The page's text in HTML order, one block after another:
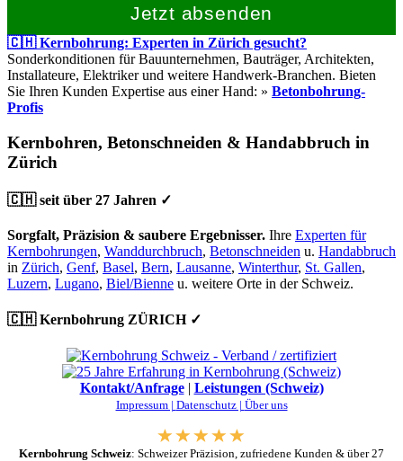
Jetzt absenden
🇨🇭 Kernbohrung: Experten in Zürich gesucht?
Sonderkonditionen für Bauunternehmen, Bauträger, Architekten,
Installateure, Elektriker und weitere Handwerk-Branchen. Bieten
Sie Ihren Kunden Expertise aus einer Hand: » Betonbohrung-
Profis
Kernbohren, Betonschneiden & Handabbruch in
Zürich
🇨🇭 seit über 27 Jahren ✓
Sorgfalt, Präzision & saubere Ergebnisser. Ihre Experten für
Kernbohrungen, Wanddurchbruch, Betonschneiden u. Handabbruch
in Zürich, Genf, Basel, Bern, Lausanne, Winterthur, St. Gallen,
Luzern, Lugano, Biel/Bienne u. weitere Orte in der Schweiz.
🇨🇭 Kernbohrung ZÜRICH ✓
Kontakt/Anfrage| Leistungen (Schweiz)
Impressum | Datenschutz | Über uns
Kernbohrung Schweiz: Schweizer Präzision, zufriedene Kunden & über 27